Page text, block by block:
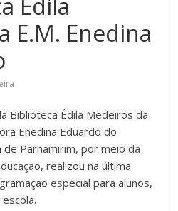
Édila
E.M. Enedina
Biblioteca Édila Medeiros da
Enedina Eduardo do
Parnamirim, por meio da
realizou na última
especial para alunos,